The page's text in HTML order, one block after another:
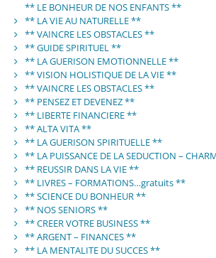
** LE BONHEUR DE NOS ENFANTS **
** LA VIE AU NATURELLE **
** VAINCRE LES OBSTACLES **
** GUIDE SPIRITUEL **
** LA GUERISON EMOTIONNELLE **
** VISION HOLISTIQUE DE LA VIE **
** VAINCRE LES OBSTACLES **
** PENSEZ ET DEVENEZ **
** LIBERTE FINANCIERE **
** ALTA VITA **
** LA GUERISON SPIRITUELLE **
** LA PUISSANCE DE LA SEDUCTION –
** REUSSIR DANS LA VIE **
** LIVRES – FORMATIONS…gratuits **
** SCIENCE DU BONHEUR **
** NOS SENIORS **
** CREER VOTRE BUSINESS **
** ARGENT – FINANCES **
** LA MENTALITE DU SUCCES **